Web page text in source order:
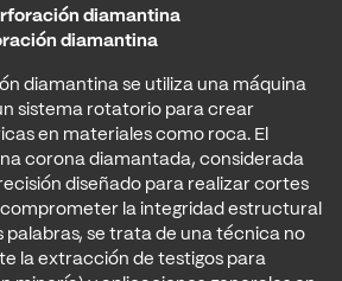
diamantina
diamantina
diamantina se utiliza una máquina
sistema rotatorio para crear
en materiales como roca. El
corona diamantada, considerada
diseñado para realizar cortes
comprometer la integridad estructural
palabras, se trata de una técnica no
la extracción de testigos para